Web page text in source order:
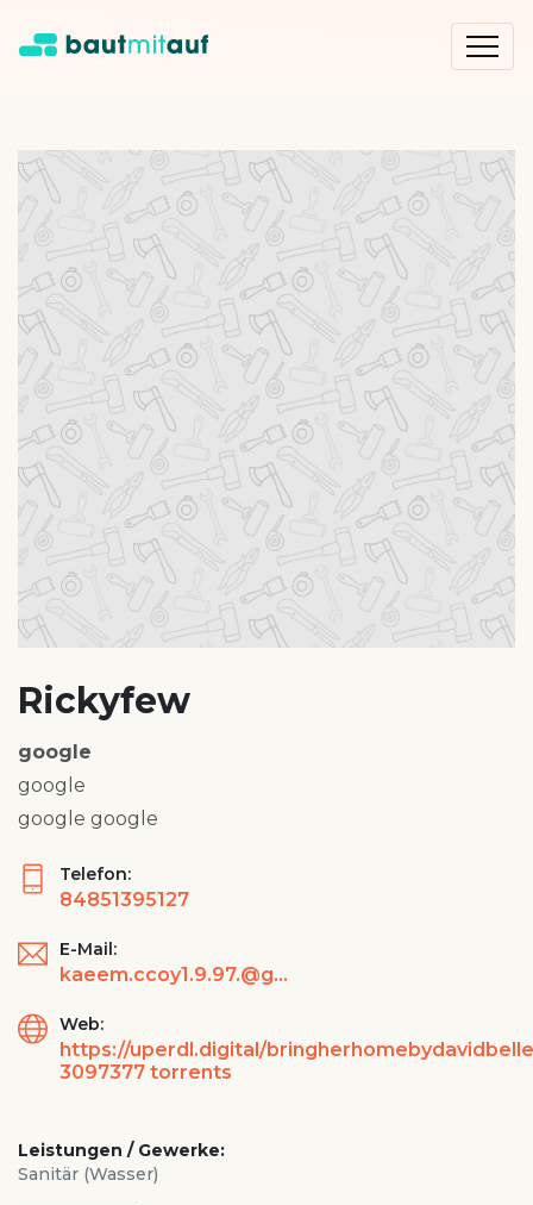
Rickyfew
google
google
google google
Telefon:
84851395127
E-Mail:
kaeem.ccoy1.9.97.@gmail.com
Web:
https://uperdl.digital/
3097377 torrents
Leistungen / Gewerke:
Sanitär (Wasser)